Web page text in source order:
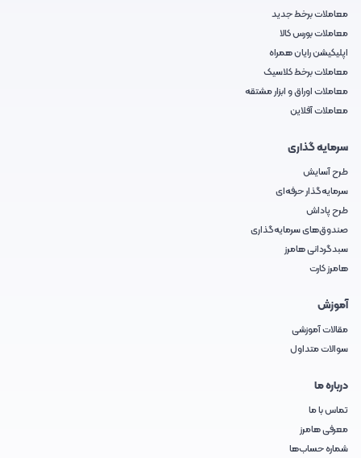
معاملات برخط جدید
معاملات بورس کالا
اپلیکیشن رایان همراه
معاملات برخط کلاسیک
معاملات اوراق و ابزار مشتقه
معاملات آفلاین
سرمایه گذاری
طرح آسایش
سرمایه‌گذار حرفه‌ای
طرح پاداش
صندوق‌های سرمایه‌گذاری
سبدگردانی هامرز
هامرز کارت
آموزش
مقالات آموزشی
سوالات متداول
درباره ما
تماس با ما
معرفی هامرز
شماره حساب‌ها